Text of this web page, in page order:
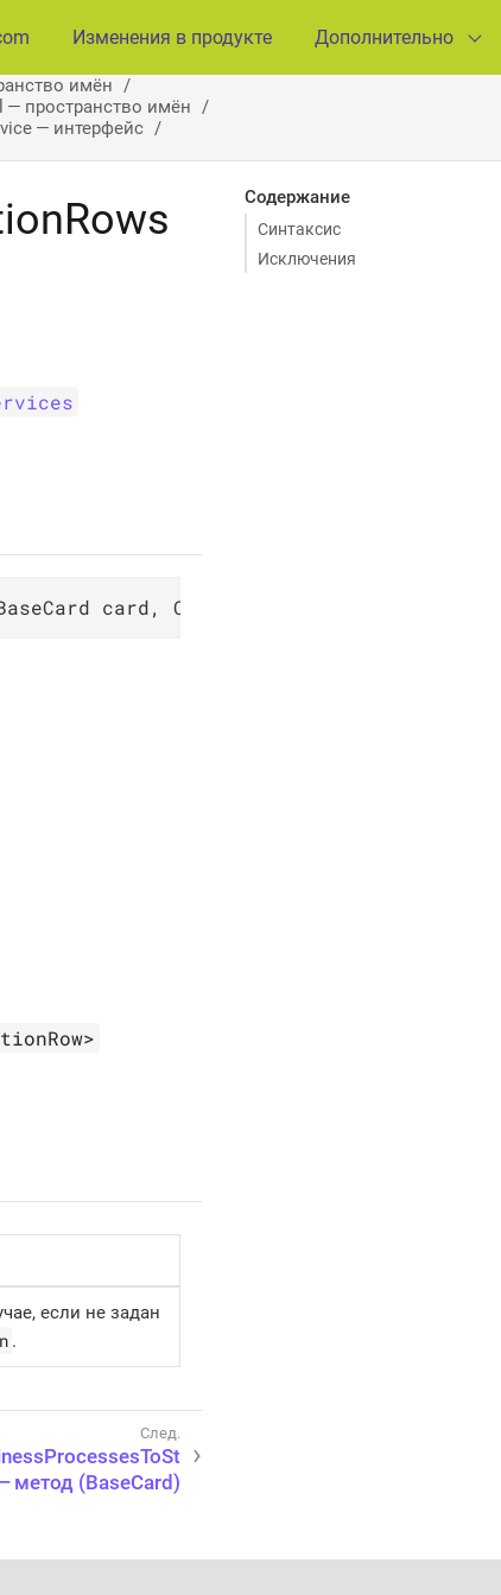
Изменения в продукте Дополнительно
имён
— пространство имён
— интерфейс
Содержание
Синтаксис
Исключения
card, CardSection section
если не задан
.
метод (BaseCard)